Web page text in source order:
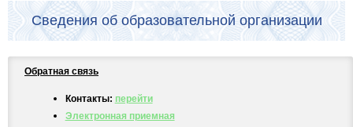
Сведения об образовательной организации
Обратная связь
Контакты: перейти
Электронная приемная